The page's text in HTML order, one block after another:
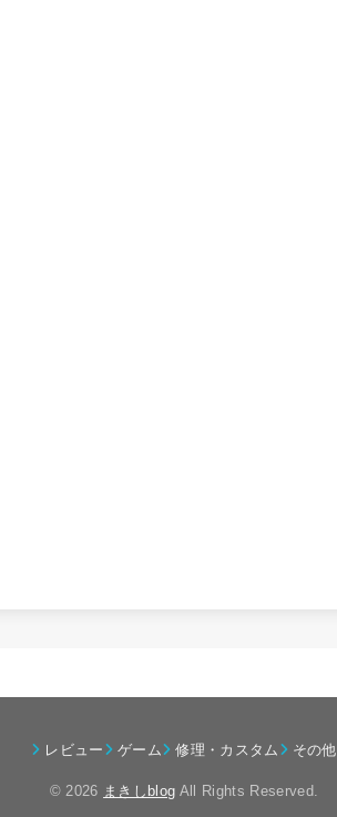
レビュー ゲーム 修理・カスタム その他
© 2026 まきしblog All Rights Reserved.